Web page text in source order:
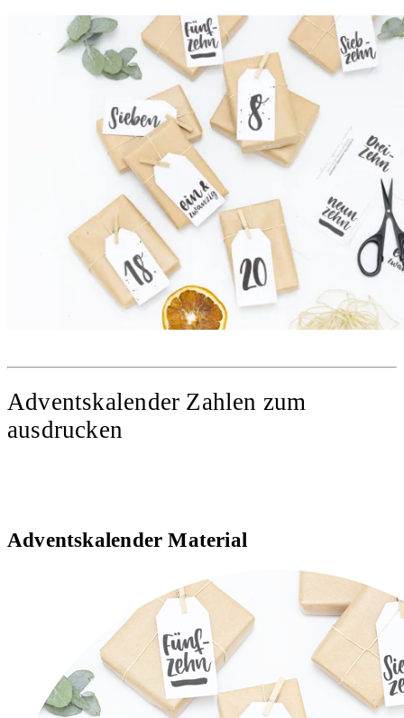
Adventskalender Zahlen zum
ausdrucken
Adventskalender Material